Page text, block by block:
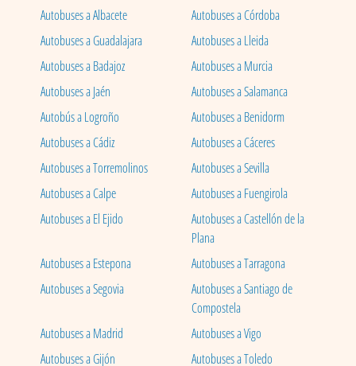
Autobuses a Albacete
Autobuses a Córdoba
Autobuses a Guadalajara
Autobuses a Lleida
Autobuses a Badajoz
Autobuses a Murcia
Autobuses a Jaén
Autobuses a Salamanca
Autobús a Logroño
Autobuses a Benidorm
Autobuses a Cádiz
Autobuses a Cáceres
Autobuses a Torremolinos
Autobuses a Sevilla
Autobuses a Calpe
Autobuses a Fuengirola
Autobuses a El Ejido
Autobuses a Castellón de la
Plana
Autobuses a Estepona
Autobuses a Tarragona
Autobuses a Segovia
Autobuses a Santiago de
Compostela
Autobuses a Madrid
Autobuses a Vigo
Autobuses a Gijón
Autobuses a Toledo